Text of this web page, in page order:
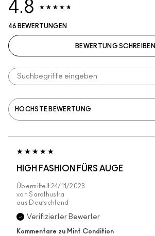
4.8
46 BEWERTUNGEN
BEWERTUNG SCHREIBEN
HIGH FASHION FÜRS AUGE
Übermittelt 24/11/2023
von Sarathustra
aus
Deutschland
Verifizierter Bewerter
Kommentare zu Mint Condition